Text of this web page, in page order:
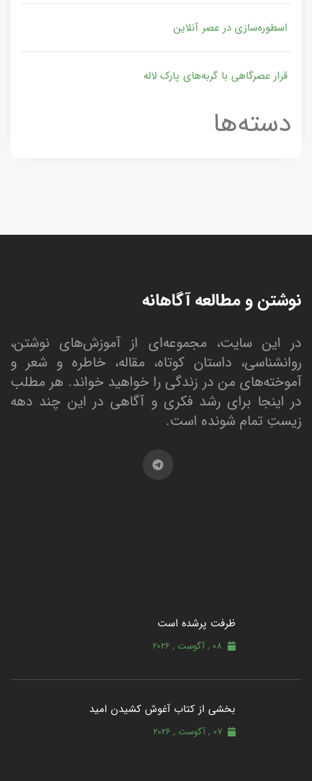
اسطوره‌سازی در عصر آنلاین
قرار عصرگاهی با گربه‌های پارک لاله
دسته‌ها
نوشتن و مطالعه آگاهانه
در این سایت، مجموعه‌ای از آموزش‌های نوشتن،
روانشناسی، داستان کوتاه، مقاله، خاطره و شعر و
آموخته‌های من در زندگی را خواهید خواند. هر مطلب
در اینجا برای رشد فکری و آگاهی در این چند دهه
زیستِ تمام شونده است.
ظرفت پرشده‌ است
08 , آگوست , 2026
بخشی از کتاب آغوش کشیدن امید
07 , آگوست , 2026